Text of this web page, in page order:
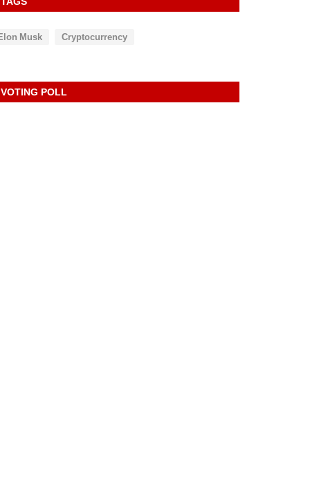
Musk Cryptocurrency
VOTING POLL